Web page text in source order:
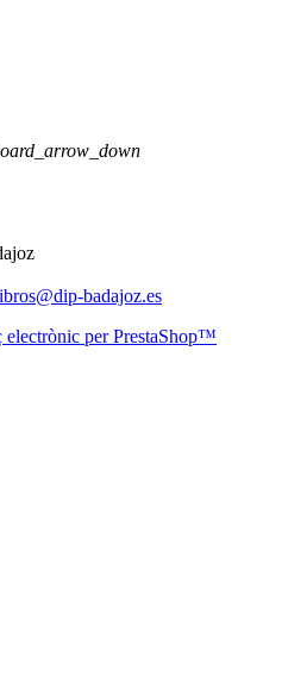
badajoz.es
per PrestaShop™